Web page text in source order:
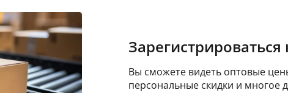
Вы сможете видеть оптовые
персональные скидки и многое